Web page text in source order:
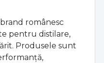
românesc
pentru distilare,
Produsele sunt